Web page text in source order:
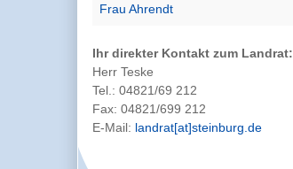
Frau Ahrendt
Ihr direkter Kontakt zum Landrat:
Herr Teske
Tel.: 04821/69 212
Fax: 04821/699 212
E-Mail: landrat[at]steinburg.de